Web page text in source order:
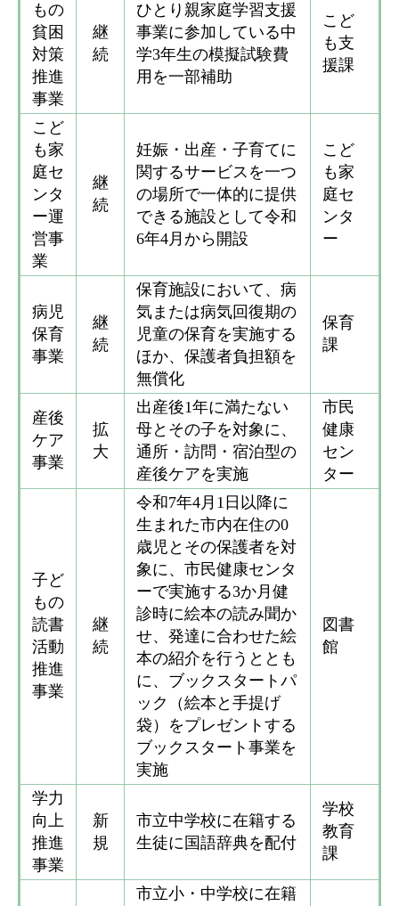
もの
貧困
対策
推進
事業
継
続
ひとり親家庭学習支援
事業に参加している中
学3年生の模擬試験費
用を一部補助
こど
も支
援課
こど
も家
庭セ
ンタ
ー運
営事
業
継
続
妊娠・出産・子育てに
関するサービスを一つ
の場所で一体的に提供
できる施設として令和
6年4月から開設
こど
も家
庭セ
ンタ
ー
病児
保育
事業
継
続
保育施設において、病
気または病気回復期の
児童の保育を実施する
ほか、保護者負担額を
無償化
保育
課
産後
ケア
事業
拡
大
出産後1年に満たない
母とその子を対象に、
通所・訪問・宿泊型の
産後ケアを実施
市民
健康
セン
ター
子ど
もの
読書
活動
推進
事業
継
続
令和7年4月1日以降に
生まれた市内在住の0
歳児とその保護者を対
象に、市民健康センタ
ーで実施する3か月健
診時に絵本の読み聞か
せ、発達に合わせた絵
本の紹介を行うととも
に、ブックスタートパ
ック（絵本と手提げ
袋）をプレゼントする
ブックスタート事業を
実施
図書
館
学力
向上
推進
事業
新
規
市立中学校に在籍する
生徒に国語辞典を配付
学校
教育
課
市立小・中学校に在籍